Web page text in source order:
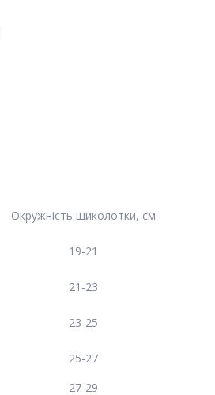
Окружність щиколотки, см
19-21
21-23
23-25
25-27
27-29